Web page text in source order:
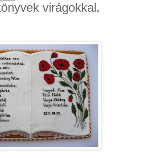
virágokkal,